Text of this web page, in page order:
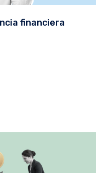
financiera